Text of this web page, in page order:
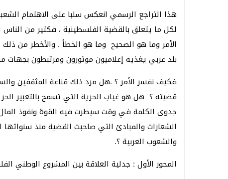
هذا التراجع الرسمي انعكس سلبا على الاهتمام
لكل ما يتعلق بالقضية الفلسطينية ، فكثير من
الأمر وما هو الصحيح وما هو الخطأ . والأخطر من
بلد عربي يغذيه إعلاميون موتورون ومرتبطون بجهات
فكيف نفسر الأمر ؟ .هل مرد ذلك قناعة المثقفين
قضيته ؟ هل هو غياب الحرية التي تسمح بالتعبير
جدوى الكلمة في وقت سيطرت فيه القوة ونفوذ
الشعارات والمبادئ التي صاحبت القضية منذ
والشعوب العربية ؟.
المحور الأول : جدلية العلاقة بين المشروع الوطني